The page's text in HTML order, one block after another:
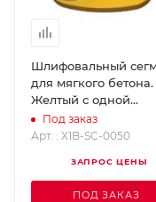
Шлифовальный
для мягкого бетона.
Желтый с одной
кнопкой - Grit 50
SUPERABRASIVE
Под заказ
Арт. : X1B-SC-0050
ЗАПРОС ЦЕНЫ
ПОД ЗАКАЗ